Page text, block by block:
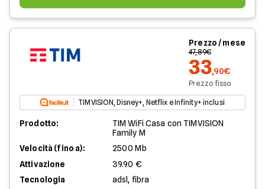
Prezzo / mese
47,89€
33,90€
Prezzo fisso
TIMVISION, Disney+, Netflix e Infinity+ inclusi
Prodotto:
TIM WiFi Casa con TIMVISION
Family M
Velocità (fino a):
2500 Mb
Attivazione
39.90 €
Tecnologia
adsl, fibra